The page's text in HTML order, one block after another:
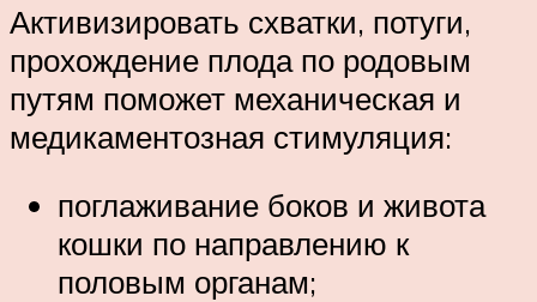
Активизировать схватки, потуги,
прохождение плода по родовым
путям поможет механическая и
медикаментозная стимуляция:
поглаживание боков и живота
кошки по направлению к
половым органам;